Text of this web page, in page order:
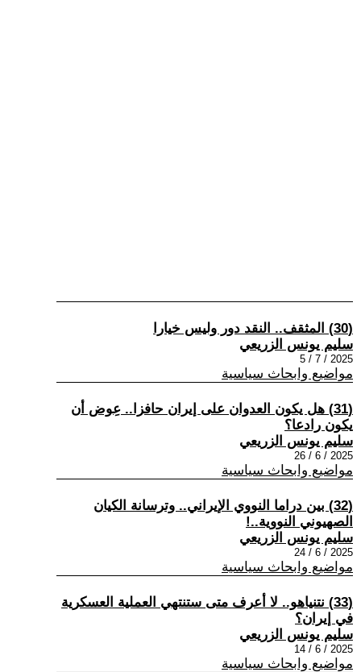
(30) المثقف.. النقد دور وليس خيارا
سليم يونس الزريعي
2025 / 7 / 5
مواضيع وابحاث سياسية
(31) هل يكون العدوان على إيران حافزا.. عِوض أن
يكون رادعا؟
سليم يونس الزريعي
2025 / 6 / 26
مواضيع وابحاث سياسية
(32) بين دراما النووي الإيراني.. وترسانة الكيان
الصهيوني النووية..!
سليم يونس الزريعي
2025 / 6 / 24
مواضيع وابحاث سياسية
(33) نتنياهو.. لا أعرف متى ستنتهي العملية العسكرية
في إيران؟
سليم يونس الزريعي
2025 / 6 / 14
مواضيع وابحاث سياسية